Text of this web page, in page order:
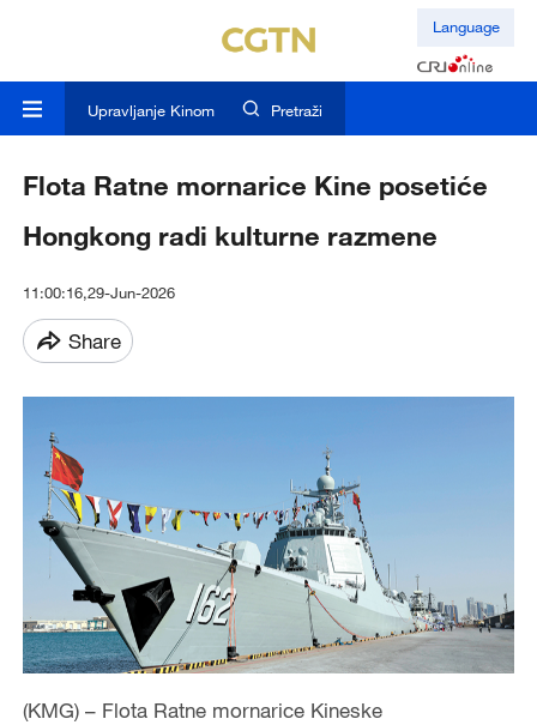
Language
Upravljanje Kinom Pretraži
Flota Ratne mornarice Kine posetiće
Hongkong radi kulturne razmene
11:00:16,29-Jun-2026
Share
(KMG) – Flota Ratne mornarice Kineske